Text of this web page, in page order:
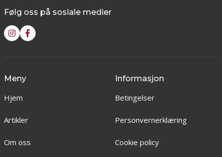
Følg oss på sosiale medier
Meny
Hjem
Artikler
Om oss
Informasjon
Betingelser
Personvernerklæring
Cookie policy